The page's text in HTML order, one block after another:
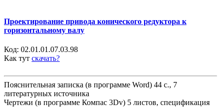
Проектирование привода конического редуктора к
горизонтальному валу
Код: 02.01.01.07.03.98
Как тут скачать?
Пояснительная записка (в программе Word) 44 с., 7
литературных источника
Чертежи (в программе Компас 3Dv) 5 листов, спецификация